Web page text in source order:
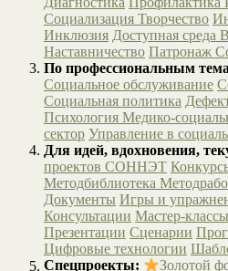
Социализация Творчество
Инклюзия Доступная среда
Наставничество Патронаж
По профессиональным
Социальное обслуживание
Социальная политика
Психология Медико-
сектор Управление в
Для идей, вдохновения,
проектов СОННЭТ
Методбиблиотека
Документы Игры и
Консультации Мастер-классы
Презентации Сценарии
Цифровые технологии
Спецпроекты:
Золотой